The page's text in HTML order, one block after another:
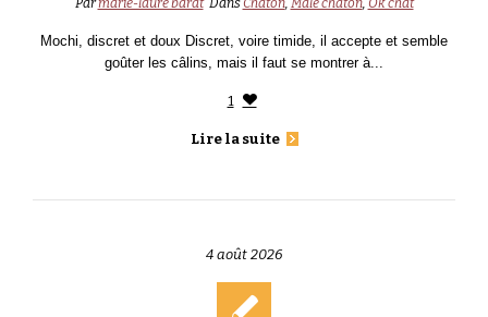
Parmarie-laure barat DansChaton, Mâle chaton, Ok chat
Mochi, discret et doux Discret, voire timide, il accepte et semble
goûter les câlins, mais il faut se montrer à...
1
Lire la suite
4 août 2026